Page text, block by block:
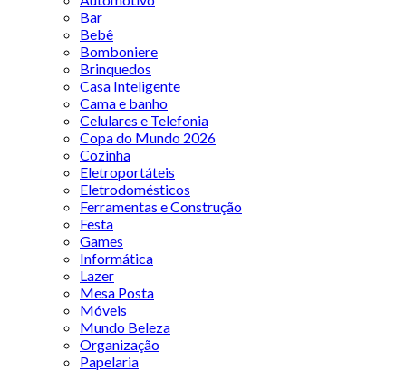
Bar
Bebê
Bomboniere
Brinquedos
Casa Inteligente
Cama e banho
Celulares e Telefonia
Copa do Mundo 2026
Cozinha
Eletroportáteis
Eletrodomésticos
Ferramentas e Construção
Festa
Games
Informática
Lazer
Mesa Posta
Móveis
Mundo Beleza
Organização
Papelaria